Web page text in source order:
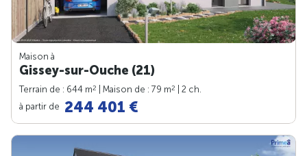
Maison à
Gissey-sur-Ouche (21)
Terrain de : 644 m2 | Maison de : 79 m2
| 2 ch.
à partir de 244 401 €